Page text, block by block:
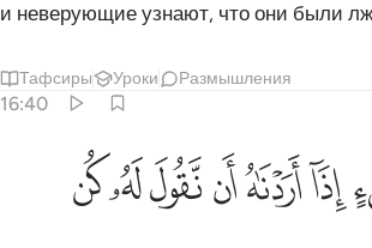
и неверующие узнают, что они были
Тафсиры Уроки Размышления
16:40
ان نقول له كن فيكون ٤٠
أَن نَّقُولَ لَهُۥ كُن فَيَكُونُ ٤٠
ﲶﲷﲸﲹﲺﲻ